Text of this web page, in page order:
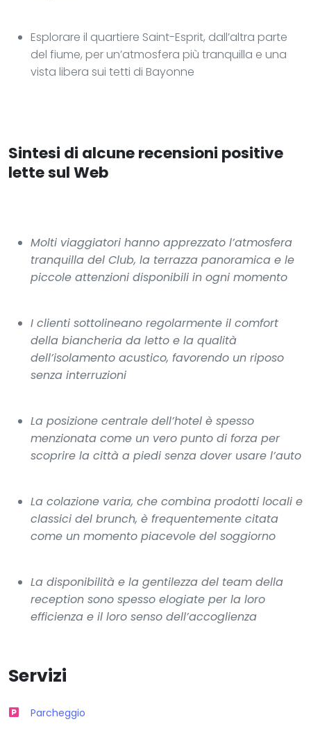
Esplorare il quartiere Saint-Esprit, dall’altra parte
del fiume, per un’atmosfera più tranquilla e una
vista libera sui tetti di Bayonne
Sintesi di alcune recensioni positive
lette sul Web
Molti viaggiatori hanno apprezzato l’atmosfera
tranquilla del Club, la terrazza panoramica e le
piccole attenzioni disponibili in ogni momento
I clienti sottolineano regolarmente il comfort
della biancheria da letto e la qualità
dell’isolamento acustico, favorendo un riposo
senza interruzioni
La posizione centrale dell’hotel è spesso
menzionata come un vero punto di forza per
scoprire la città a piedi senza dover usare l’auto
La colazione varia, che combina prodotti locali e
classici del brunch, è frequentemente citata
come un momento piacevole del soggiorno
La disponibilità e la gentilezza del team della
reception sono spesso elogiate per la loro
efficienza e il loro senso dell’accoglienza
Servizi
Parcheggio